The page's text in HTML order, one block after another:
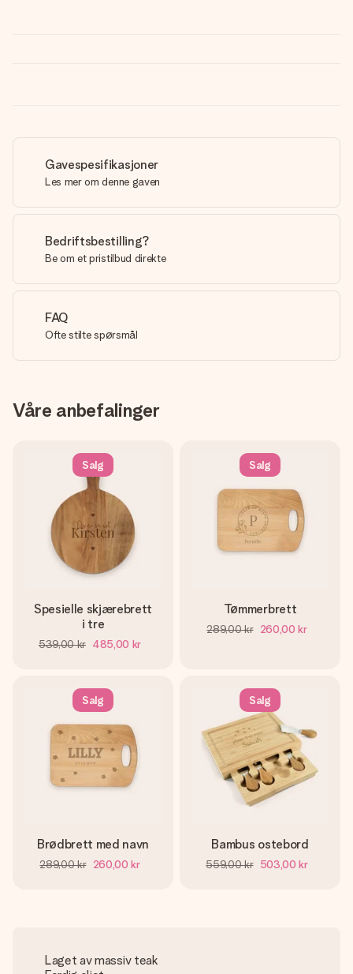
Gavespesifikasjoner
Les mer om denne gaven
Bedriftsbestilling?
Be om et pristilbud direkte
FAQ
Ofte stilte spørsmål
Våre anbefalinger
Salg
Spesielle skjærebrett
i tre
539,00 kr 485,00 kr
Salg
Tømmerbrett
289,00 kr 260,00 kr
Salg
Brødbrett med navn
289,00 kr 260,00 kr
Salg
Bambus ostebord
559,00 kr 503,00 kr
Laget av massiv teak